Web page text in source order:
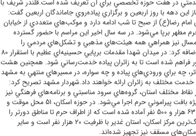
رديف خدمتي در هفت حوزه تخصصي براي آن تعريف شده است.قلندر شريف با
اين دهه با روز اربعين و برگزاري پياده‌روي جاماندگان اربعين گفت:
امام رضا(ع) از صبح تا شب ادامه دارد و موکب‌هاي متعددي از خيابان
تا حرم مطهر برپا مي‌شود. در سه سال اخير اين مراسم با حضور گسترده
نيز همراهي همه هيئت‌هاي مذهبي و تشکل‌هاي مردمي را
خواهيم داشت.وي اضافه کرد: در ميدان شهدا مقدمات برپايي حسينيه‌اي عظيم با استقرار 80
فراهم شده است تا به زائران پياده خدمت‌رساني شود. همچنين هشت
زائر، چه براي ورودي‌هاي پياده و چه سواره، در مسيرهاي منتهي به مشهد
ايجاد مي‌شود که 40 خدمت مختلف به زائران ارائه خواهند داد.شهردار مشهد تصريح کرد:
مختلف استان، گروه‌هاي سرود مناسبتي و برنامه‌هاي فرهنگي نيز
در سطح شهر و به‌ويژه بافت پيراموني حرم اجرا مي‌شود. در حوزه اسکان، 51 محل موقت و
اضطراري با ظرفيت 63 هزار و 500 نفر آماده شده است که از اطراف حرم تا مناطق دورتر را
پوشش مي‌دهد. بزرگ‌ترين مرکز اسکان، استان غدير با ظرفيت 20 هزار نفر است و ساير
مسقف نيز تجهيز شده‌اند.